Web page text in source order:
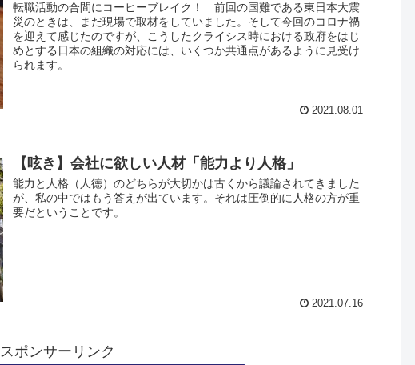
転職活動の合間にコーヒーブレイク！ 前回の国難である東日本大震
災のときは、まだ現場で取材をしていました。そして今回のコロナ禍
を迎えて感じたのですが、こうしたクライシス時における政府をはじ
めとする日本の組織の対応には、いくつか共通点があるように見受け
られます。
2021.08.01
【呟き】会社に欲しい人材「能力より人格」
能力と人格（人徳）のどちらが大切かは古くから議論されてきました
が、私の中ではもう答えが出ています。それは圧倒的に人格の方が重
要だということです。
2021.07.16
スポンサーリンク